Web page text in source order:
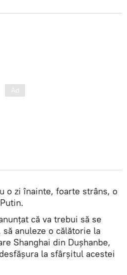
o zi înainte, foarte strâns, o
că va trebui să se
anuleze o călătorie la
Shanghai din Dușhanbe,
la sfârșitul acestei